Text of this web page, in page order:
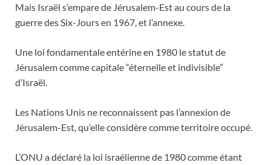
Mais Israël s’empare de Jérusalem-Est au cours de la
guerre des Six-Jours en 1967, et l’annexe.
Une loi fondamentale entérine en 1980 le statut de
Jérusalem comme capitale “éternelle et indivisible”
d’Israël.
Les Nations Unis ne reconnaissent pas l’annexion de
Jérusalem-Est, qu’elle considère comme territoire occupé.
L’ONU a déclaré la loi israélienne de 1980 comme étant